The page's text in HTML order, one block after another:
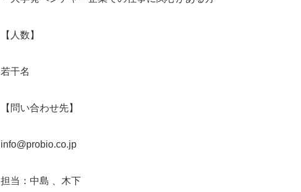
【人数】
若干名
【問い合わせ先】
info@probio.co.jp
担当：中島 、木下